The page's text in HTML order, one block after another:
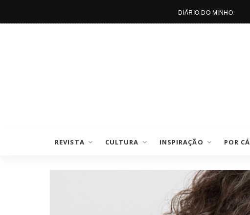
DIÁRIO DO MINHO
REVISTA CULTURA INSPIRAÇÃO POR CÁ